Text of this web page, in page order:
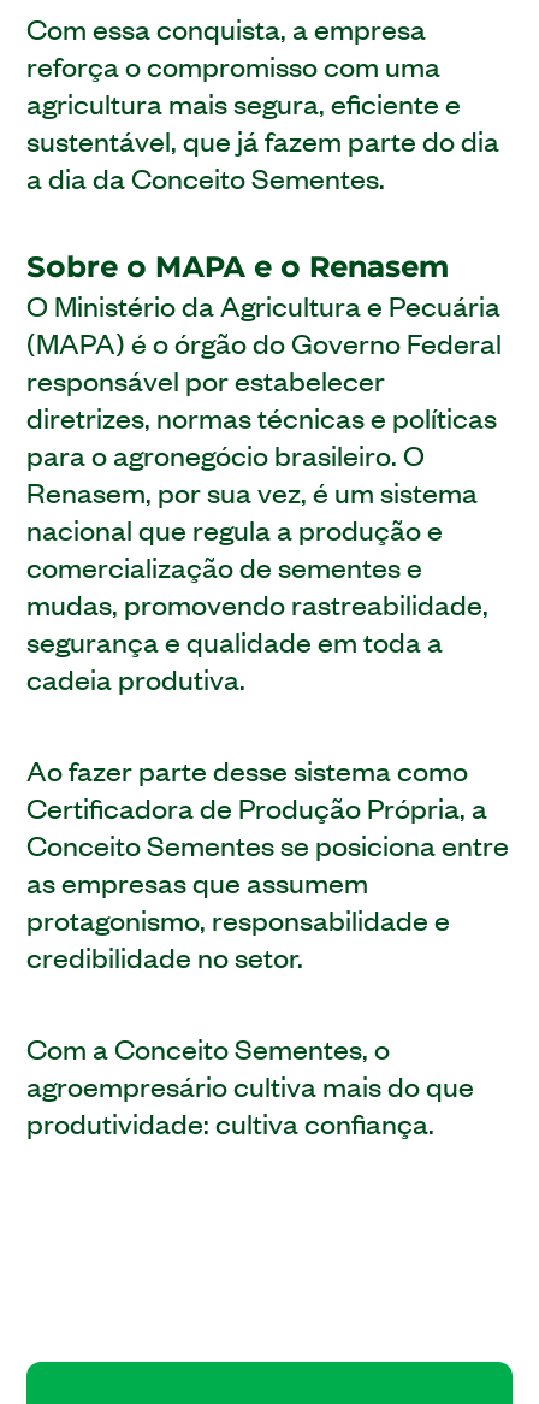
Com essa conquista, a empresa
reforça o compromisso com uma
agricultura mais segura, eficiente e
sustentável, que já fazem parte do dia
a dia da Conceito Sementes.
Sobre o MAPA e o Renasem
O Ministério da Agricultura e Pecuária
(MAPA) é o órgão do Governo Federal
responsável por estabelecer
diretrizes, normas técnicas e políticas
para o agronegócio brasileiro. O
Renasem, por sua vez, é um sistema
nacional que regula a produção e
comercialização de sementes e
mudas, promovendo rastreabilidade,
segurança e qualidade em toda a
cadeia produtiva.
Ao fazer parte desse sistema como
Certificadora de Produção Própria, a
Conceito Sementes se posiciona entre
as empresas que assumem
protagonismo, responsabilidade e
credibilidade no setor.
Com a Conceito Sementes, o
agroempresário cultiva mais do que
produtividade: cultiva confiança.